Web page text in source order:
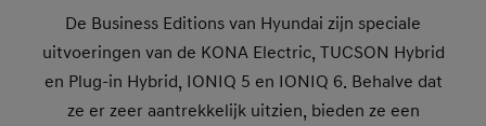
De Business Editions van Hyundai zijn speciale
uitvoeringen van de KONA Electric, TUCSON Hybrid
en Plug-in Hybrid, IONIQ 5 en IONIQ 6. Behalve dat
ze er zeer aantrekkelijk uitzien, bieden ze een